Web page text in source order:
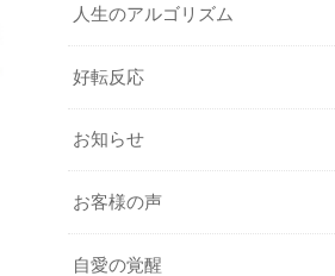
人生のアルゴリズム
好転反応
お知らせ
お客様の声
自愛の覚醒